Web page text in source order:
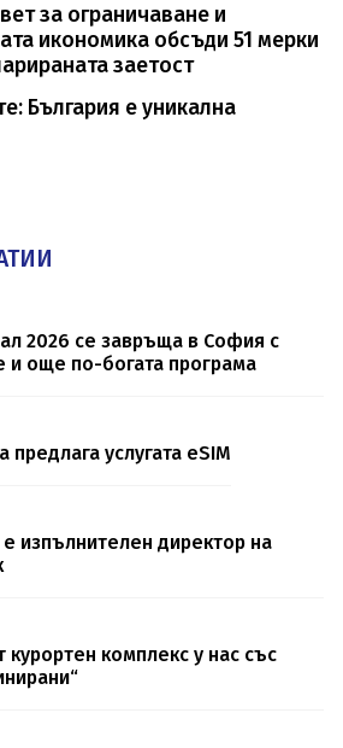
за ограничаване и
икономика обсъди 51 мерки
заетост
България е уникална
2026 се завръща в София с
и още по-богата програма
предлага услугата eSIM
изпълнителен директор на
комплекс у нас със